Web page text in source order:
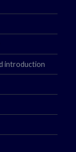
introduction